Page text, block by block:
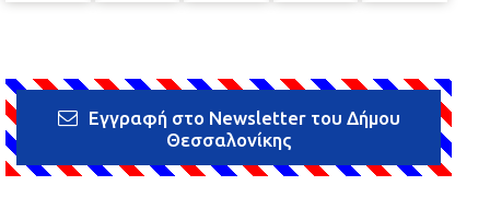
Εγγραφή στο Newsletter του Δήμου
Θεσσαλονίκης